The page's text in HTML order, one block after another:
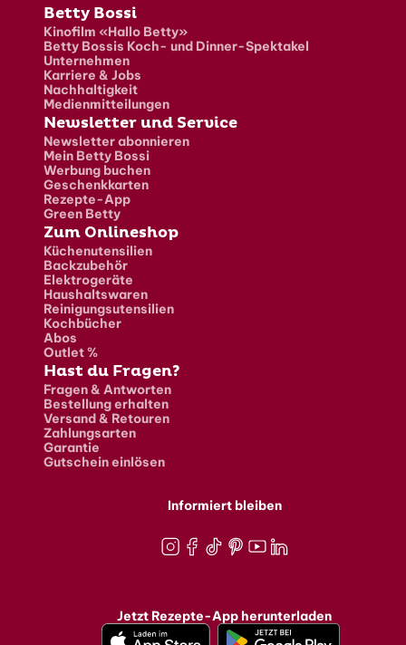
Fusszeile
Betty Bossi
Kinofilm «Hallo Betty»
Betty Bossis Koch- und Dinner-Spektakel
Unternehmen
Karriere & Jobs
Nachhaltigkeit
Medienmitteilungen
Newsletter und Service
Newsletter abonnieren
Mein Betty Bossi
Werbung buchen
Geschenkkarten
Rezepte-App
Green Betty
Zum Onlineshop
Küchenutensilien
Backzubehör
Elektrogeräte
Haushaltswaren
Reinigungsutensilien
Kochbücher
Abos
Outlet %
Hast du Fragen?
Fragen & Antworten
Bestellung erhalten
Versand & Retouren
Zahlungsarten
Garantie
Gutschein einlösen
Informiert bleiben
Jetzt Rezepte-App herunterladen